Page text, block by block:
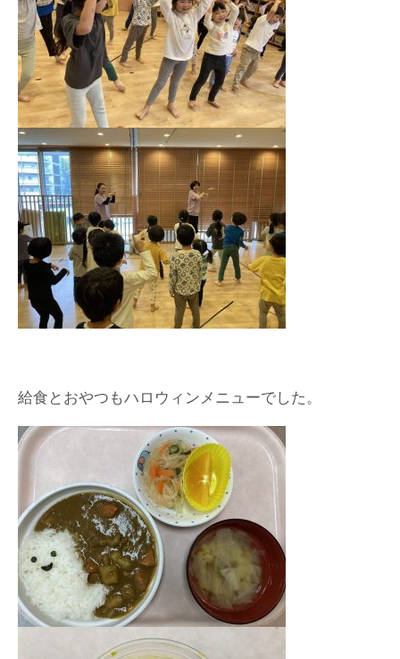
給食とおやつもハロウィンメニューでした。